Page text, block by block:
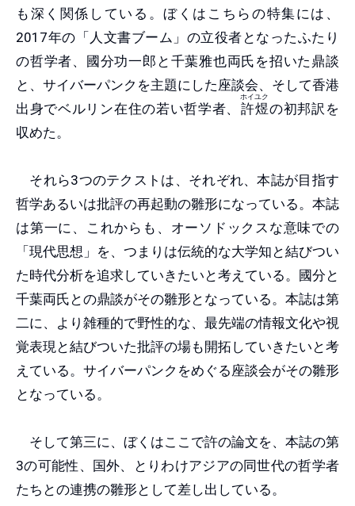
も深く関係している。ぼくはこちらの特集には、
2017年の「人文書ブーム」の立役者となったふたり
の哲学者、國分功一郎と千葉雅也両氏を招いた鼎談
と、サイバーパンクを主題にした座談会、そして香港
出身でベルリン在住の若い哲学者、 許煜
ホイユク
の初邦訳を
収めた。
それら3つのテクストは、それぞれ、本誌が目指す
哲学あるいは批評の再起動の雛形になっている。本誌
は第一に、これからも、オーソドックスな意味での
「現代思想」を、つまりは伝統的な大学知と結びつい
た時代分析を追求していきたいと考えている。國分と
千葉両氏との鼎談がその雛形となっている。本誌は第
二に、より雑種的で野性的な、最先端の情報文化や視
覚表現と結びついた批評の場も開拓していきたいと考
えている。サイバーパンクをめぐる座談会がその雛形
となっている。
そして第三に、ぼくはここで許の論文を、本誌の第
3の可能性、国外、とりわけアジアの同世代の哲学者
たちとの連携の雛形として差し出している。